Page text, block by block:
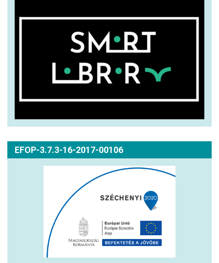
EFOP-3.7.3-16-2017-00106